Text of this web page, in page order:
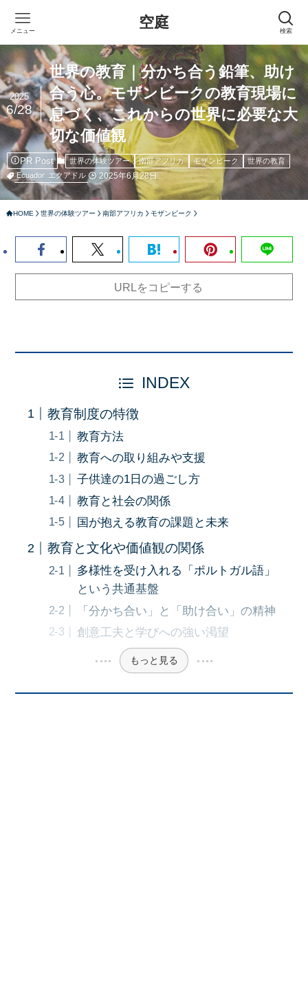
空庭 検索
メニュー
世界の教育｜分かち合う鉛筆、助け
合う心。モザンビークの教育現場に
息づく、これからの世界に必要な大
切な価値観
2025
6/28
PR Post 世界の体験ツアー 南部アフリカ モザンビーク
世界の教育
Ecuador エクアドル 2025年6月28日
HOME 世界の体験ツアー 南部アフリカ モザンビーク
URLをコピーする
INDEX
教育制度の特徴
教育方法
教育への取り組みや支援
子供達の1日の過ごし方
教育と社会の関係
国が抱える教育の課題と未来
教育と文化や価値観の関係
多様性を受け入れる「ポルトガル語」
という共通基盤
「分かち合い」と「助け合い」の精神
創意工夫と学びへの強い渇望
もっと見る